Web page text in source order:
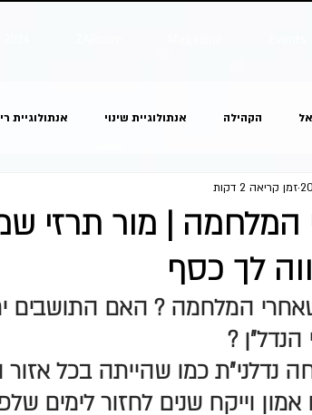
הקהילה אנתולוגיית שינוי אנתולוגיית
| מור תרזי
לך כסף
זמן קריאה 2 דקות
המלחמה ? האם התושבים
הנדל"ן ?
אמון וייקח שנים לחזור לימים